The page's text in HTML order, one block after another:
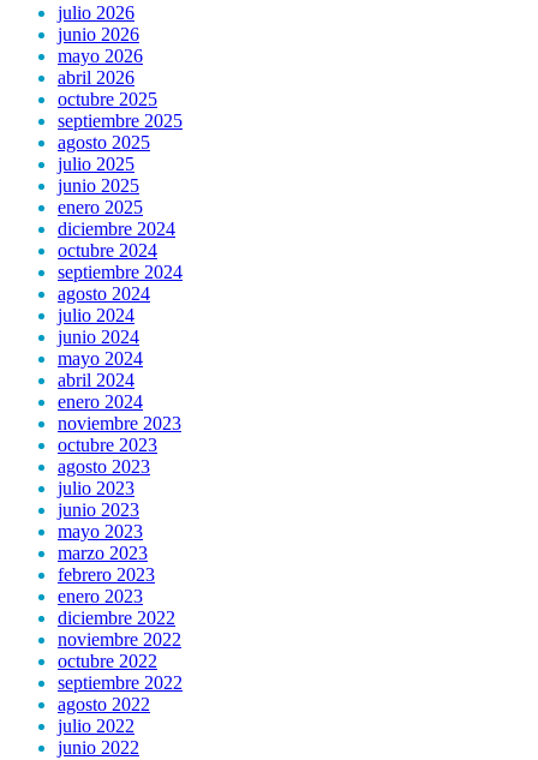
julio 2026
junio 2026
mayo 2026
abril 2026
octubre 2025
septiembre 2025
agosto 2025
julio 2025
junio 2025
enero 2025
diciembre 2024
octubre 2024
septiembre 2024
agosto 2024
julio 2024
junio 2024
mayo 2024
abril 2024
enero 2024
noviembre 2023
octubre 2023
agosto 2023
julio 2023
junio 2023
mayo 2023
marzo 2023
febrero 2023
enero 2023
diciembre 2022
noviembre 2022
octubre 2022
septiembre 2022
agosto 2022
julio 2022
junio 2022